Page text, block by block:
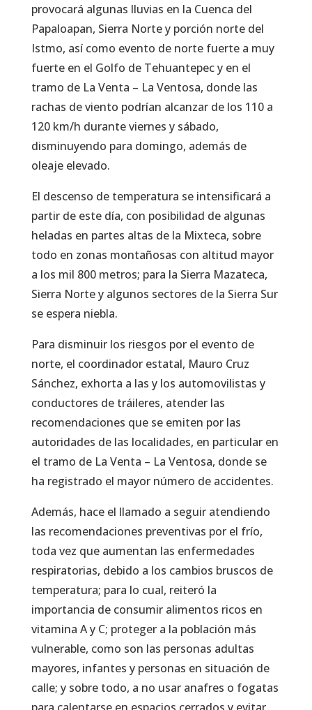
provocará algunas lluvias en la Cuenca del
Papaloapan, Sierra Norte y porción norte del
Istmo, así como evento de norte fuerte a muy
fuerte en el Golfo de Tehuantepec y en el
tramo de La Venta – La Ventosa, donde las
rachas de viento podrían alcanzar de los 110 a
120 km/h durante viernes y sábado,
disminuyendo para domingo, además de
oleaje elevado.
El descenso de temperatura se intensificará a
partir de este día, con posibilidad de algunas
heladas en partes altas de la Mixteca, sobre
todo en zonas montañosas con altitud mayor
a los mil 800 metros; para la Sierra Mazateca,
Sierra Norte y algunos sectores de la Sierra Sur
se espera niebla.
Para disminuir los riesgos por el evento de
norte, el coordinador estatal, Mauro Cruz
Sánchez, exhorta a las y los automovilistas y
conductores de tráileres, atender las
recomendaciones que se emiten por las
autoridades de las localidades, en particular en
el tramo de La Venta – La Ventosa, donde se
ha registrado el mayor número de accidentes.
Además, hace el llamado a seguir atendiendo
las recomendaciones preventivas por el frío,
toda vez que aumentan las enfermedades
respiratorias, debido a los cambios bruscos de
temperatura; para lo cual, reiteró la
importancia de consumir alimentos ricos en
vitamina A y C; proteger a la población más
vulnerable, como son las personas adultas
mayores, infantes y personas en situación de
calle; y sobre todo, a no usar anafres o fogatas